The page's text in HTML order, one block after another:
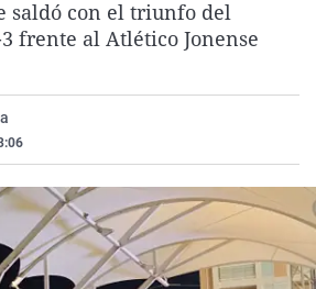
La rosa de los vientos
Gente viajera
Como el perro y el
Caso
Retornados
Equipo de
Extremadura
Galicia
La Rioja
País Vasco
Virales
Televisión
Elecciones
saldó con el triunfo del
frente al Atlético Jonense